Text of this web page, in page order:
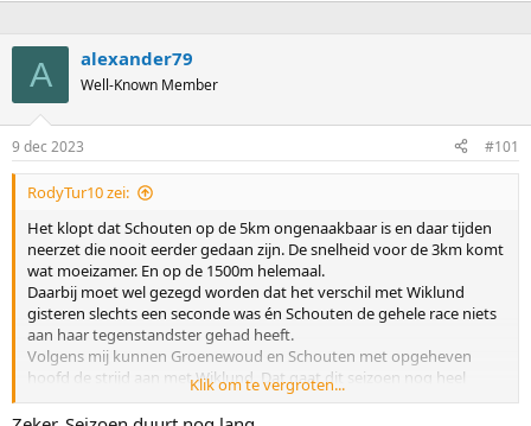
A alexander79
Well-Known Member
9 dec 2023 #101
RodyTur10 zei:
Het klopt dat Schouten op de 5km ongenaakbaar is en daar tijden
neerzet die nooit eerder gedaan zijn. De snelheid voor de 3km komt
wat moeizamer. En op de 1500m helemaal.
Daarbij moet wel gezegd worden dat het verschil met Wiklund
gisteren slechts een seconde was én Schouten de gehele race niets
aan haar tegenstandster gehad heeft.
Volgens mij kunnen Groenewoud en Schouten met opgeheven
hoofd de strijd aan met Wiklund. Dat gaat dit seizoen nog heel
spannend worden.
Klik om te vergroten...